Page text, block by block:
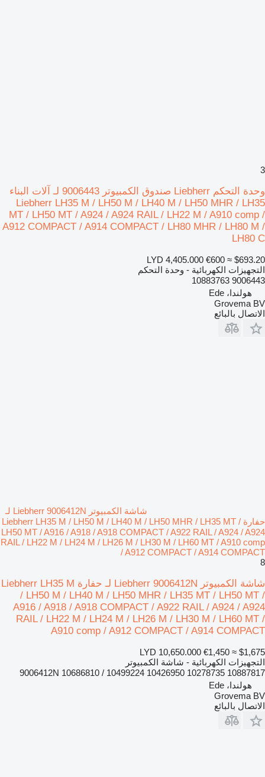
3
وحدة التحكم Liebherr صندوق الكمبيوتر 9006443 لـ آلات البناء
Liebherr LH35 M / LH50 M / LH40 M / LH50 MHR / LH35
MT / LH50 MT / A924 / A924 RAIL / LH22 M / A910 comp /
A912 COMPACT / A914 COMPACT / LH80 MHR / LH80 M /
LH80 C
LYD 4,405.000 €600 ≈ $693.20
التجهيزات الكهربائية - وحدة التحكم
9006443 10883763
هولندا، Ede
Grovema BV
الاتصال بالبائع
شاشة الكمبيوتر Liebherr 9006412N لـ
حفارة Liebherr LH35 M / LH50 M / LH40 M / LH50 MHR / LH35 MT /
LH50 MT / A916 / A918 / A918 COMPACT / A922 RAIL / A924 / A924
RAIL / LH22 M / LH24 M / LH26 M / LH30 M / LH60 MT / A910 comp
/ A912 COMPACT / A914 COMPACT
8
شاشة الكمبيوتر Liebherr 9006412N لـ حفارة Liebherr LH35 M
/ LH50 M / LH40 M / LH50 MHR / LH35 MT / LH50 MT /
A916 / A918 / A918 COMPACT / A922 RAIL / A924 / A924
RAIL / LH22 M / LH24 M / LH26 M / LH30 M / LH60 MT /
A910 comp / A912 COMPACT / A914 COMPACT
LYD 10,650.000 €1,450 ≈ $1,675
التجهيزات الكهربائية - شاشة الكمبيوتر
9006412N 10686810 / 10499224 10426950 10278735 10887817
هولندا، Ede
Grovema BV
الاتصال بالبائع